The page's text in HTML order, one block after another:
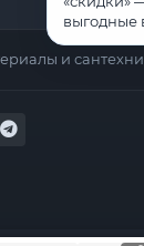
и
выгодные